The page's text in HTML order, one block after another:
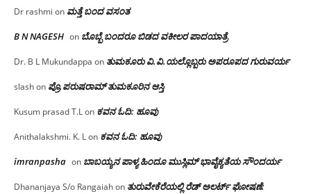
Dr rashmi on ಮತ್ತೆ ಬಂದ ವಸಂತ
B N NAGESH on ಬೊಬ್ಬೆ ಬಂದರೂ ಬಿಡದ ವಕೀಲರ ಪಾದಯಾತ್ರೆ
Dr. B L Mukundappa on ತುಮಕೂರು‌ ವಿ.ವಿ.ಯಲ್ಲೊಬ್ಬರು ಅಪರೂಪದ ಗುರುವರ್ಯ
slashon ಪ್ರೊ.ಪರುಷರಾಮ್ ತುಮಕೂರಿನ ಆಸ್ತಿ
Kusum prasad T.Lon ಕವನ ಓದಿ: ಹೂವು
Anithalakshmi. K. Lon ಕವನ ಓದಿ: ಹೂವು
imranpasha on ಬಾಬಯ್ಯನ ಪಾಳ್ಯ ಹಿಂದೂ ಮುಸ್ಲಿಮ್ ಭಾವೈಕ್ಯತೆಯ ಸೌಂದರ್ಯ
Dhananjaya S/o Rangaiahon ತುರುವೇಕೆರೆಯಲ್ಲಿ ರೆಡ್ ಅಲರ್ಟ್ ಘೋಷಣೆ: